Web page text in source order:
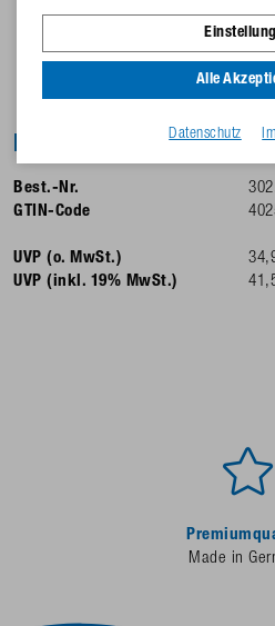
Ersatzbürste für Vink
Best.-Nr.
GTIN-Code
UVP (o. MwSt.)
UVP (inkl. 19% MwSt.)
Made in
Alle
Datenschutz